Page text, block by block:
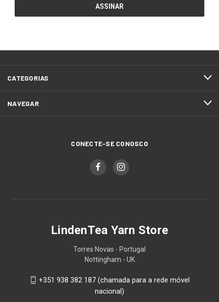
CATEGORIAS
NAVEGAR
CONECTE-SE CONOSCO
LindenTea Yarn Store
Torres Novas - Portugal
Nottingham - UK
+351 938 382 187 (chamada para a rede móvel
nacional)